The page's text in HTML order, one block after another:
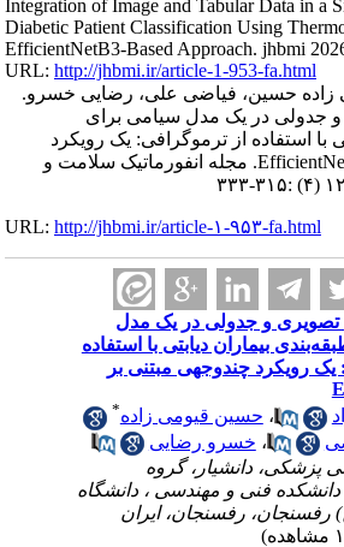
Integration of Image and Tabular Data in a
Diabetic Patient Classification Using
EfficientNetB3-Based Approach. jhbmi
URL:http://jhbmi.ir/article-1-953-fa.html
زاده حسین، فیاضی علی، رضایی خسرو.
جدولی در یک مدل سیامی برای
با استفاده از ترموگرافی: یک رویکرد
چندوجهی مبتنی بر EfficientNetB۳. مجله انفورماتیک سلامت و
URL:http://jhbmi.ir/article-۱-۹۵۳-fa.html
تصویری و جدولی در یک مدل
بیماران دیابتی با استفاده
رویکرد چندوجهی مبتنی بر
،حسین قیومی زاده
،خسرو رضایی
پزشکی، دانشیار، گروه
فنی و مهندسی ، دانشگاه
رفسنجان، ایران